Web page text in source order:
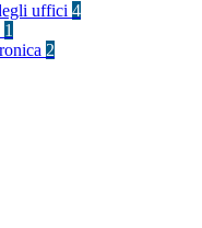
uffici 4
1
2